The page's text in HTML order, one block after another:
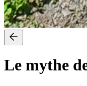
Le mythe